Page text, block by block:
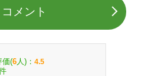
コメント
価(6 人)： 4.5